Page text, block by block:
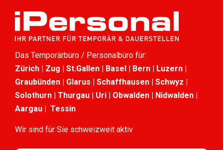
Das Temporärbüro / Personalbüro für:
Zürich | Zug | St.Gallen | Basel | Bern | Luzern |
Graubünden | Glarus | Schaffhausen | Schwyz |
Solothurn | Thurgau | Uri | Obwalden | Nidwalden |
Aargau | Tessin
Wir sind für Sie schweizweit aktiv